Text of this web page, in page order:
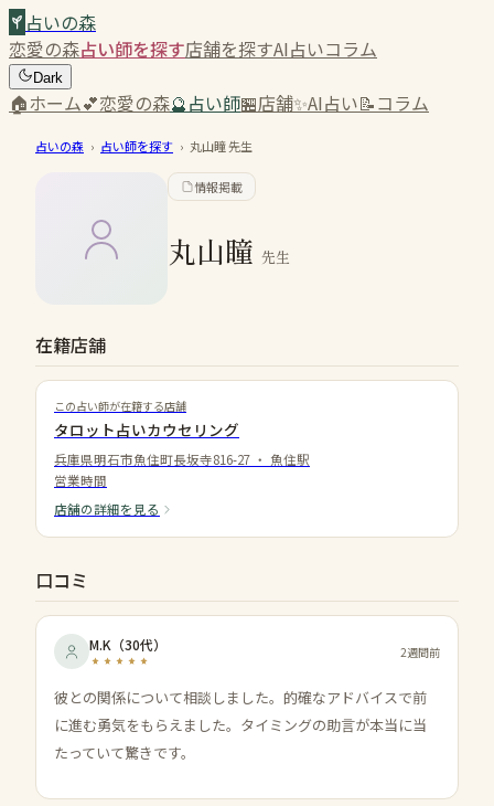
占いの森
恋愛の森占い師を探す店舗を探すAI占いコラム
Dark
🏠ホーム💕恋愛の森🔮占い師🏪店舗✨AI占い📝コラム
占いの森 › 占い師を探す › 丸山瞳先生
情報掲載
丸山瞳 先生
在籍店舗
この占い師が在籍する店舗
タロット占いカウセリング
兵庫県明石市魚住町長坂寺816-27 ・ 魚住駅
営業時間
店舗の詳細を見る
口コミ
M.K （30代） 2週間前
彼との関係について相談しました。的確なアドバイスで前
に進む勇気をもらえました。タイミングの助言が本当に当
たっていて驚きです。